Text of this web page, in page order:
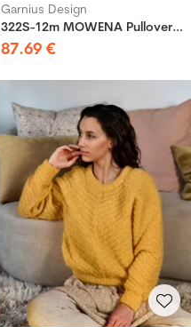
Garnius Design
322S-12m MOWENA Pullover Nude
87.69 €